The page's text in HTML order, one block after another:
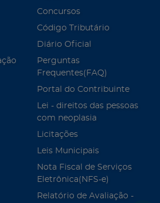
Concursos
Código Tributário
Diário Oficial
Perguntas
Frequentes(FAQ)
Portal do Contribuinte
Lei - direitos das pessoas
com neoplasia
Licitações
Leis Municipais
Nota Fiscal de Serviços
Eletrônica(NFS-e)
Relatório de Avaliação -